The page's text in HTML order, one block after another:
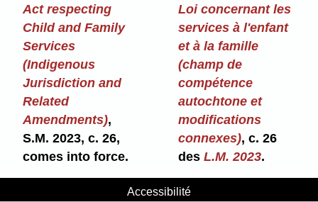
Act respecting
Child and Family
Services
(Indigenous
Jurisdiction and
Related
Amendments),
S.M. 2023, c. 26,
comes into force.
Loi concernant les
services à l'enfant
et à la famille
(champ de
compétence
autochtone et
modifications
connexes), c. 26
desL.M. 2023.
Accessibilité